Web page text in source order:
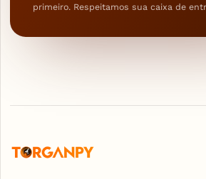
primeiro. Respeitamos sua caixa de